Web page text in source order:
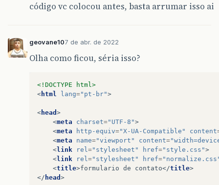
código vc colocou antes, basta arrumar isso ai
geovane107 de abr. de 2022
Olha como ficou, séria isso?
<!DOCTYPE html>
< html lang="pt-br">
< head >
<meta charset="UTF-8">
<meta http-equiv="X-UA-Compatible" content
<meta name="viewport" content=
<link rel ="stylesheet" href="style.css">
<link rel ="stylesheet" href=
<title>formulario de contato</title>
</ head >